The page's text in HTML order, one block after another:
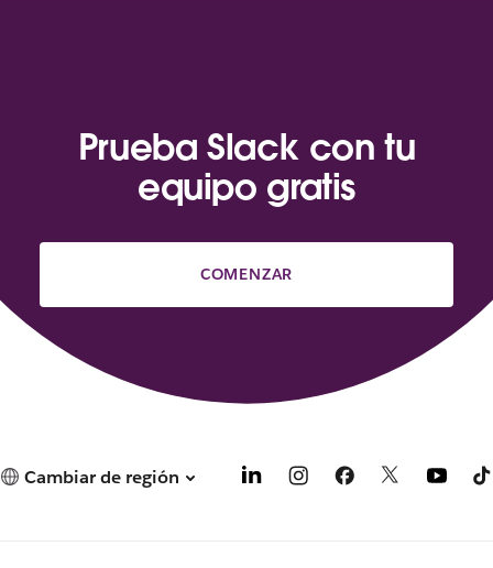
Prueba Slack con tu
equipo gratis
COMENZAR
Cambiar de región